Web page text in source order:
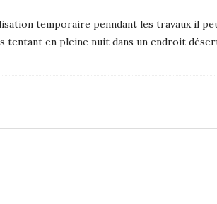
temporaire penndant les travaux il
en pleine nuit dans un endroit